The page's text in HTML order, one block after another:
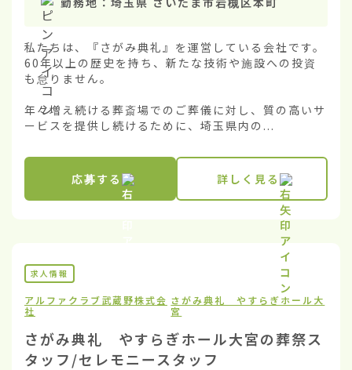
私たちは、『さがみ典礼』を運営している会社です。
60年以上の歴史を持ち、新たな技術や施設への投資
も怠りません。
年々増え続ける葬斎場でのご葬儀に対し、質の高いサ
ービスを提供し続けるために、埼玉県内の...
応募する 詳しく見る
求人情報
アルファクラブ武蔵野株式会
社
さがみ典礼 やすらぎホール大
宮
さがみ典礼 やすらぎホール大宮の葬祭ス
タッフ/セレモニースタッフ